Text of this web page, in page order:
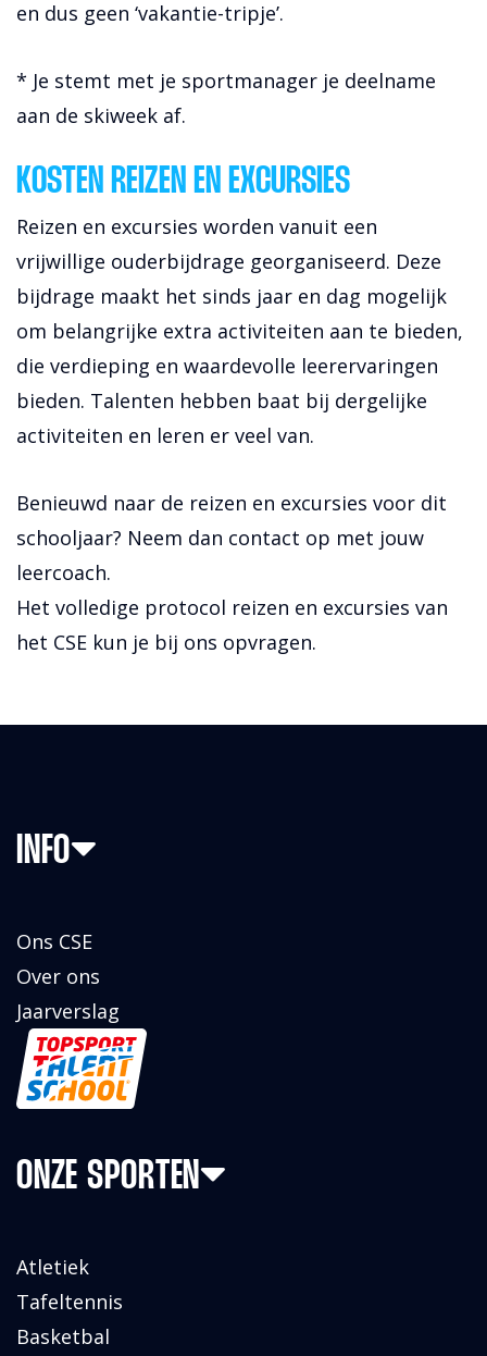
en dus geen ‘vakantie-tripje’.
* Je stemt met je sportmanager je deelname
aan de skiweek af.
KOSTEN REIZEN EN EXCURSIES
Reizen en excursies worden vanuit een
vrijwillige ouderbijdrage georganiseerd. Deze
bijdrage maakt het sinds jaar en dag mogelijk
om belangrijke extra activiteiten aan te bieden,
die verdieping en waardevolle leerervaringen
bieden. Talenten hebben baat bij dergelijke
activiteiten en leren er veel van.
Benieuwd naar de reizen en excursies voor dit
schooljaar? Neem dan contact op met jouw
leercoach.
Het volledige protocol reizen en excursies van
het CSE kun je bij ons opvragen.
INFO
Ons CSE
Over ons
Jaarverslag
ONZE SPORTEN
Atletiek
Tafeltennis
Basketbal